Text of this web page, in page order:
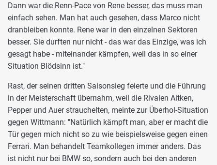
Dann war die Renn-Pace von Rene besser, das muss man
einfach sehen. Man hat auch gesehen, dass Marco nicht
dranbleiben konnte. Rene war in den einzelnen Sektoren
besser. Sie durften nur nicht - das war das Einzige, was ich
gesagt habe - miteinander kämpfen, weil das in so einer
Situation Blödsinn ist."
Rast, der seinen dritten Saisonsieg feierte und die Führung
in der Meisterschaft übernahm, weil die Rivalen Aitken,
Pepper und Auer strauchelten, meinte zur Überhol-Situation
gegen Wittmann: "Natürlich kämpft man, aber er macht die
Tür gegen mich nicht so zu wie beispielsweise gegen einen
Ferrari. Man behandelt Teamkollegen immer anders. Das
ist nicht nur bei BMW so, sondern auch bei den anderen